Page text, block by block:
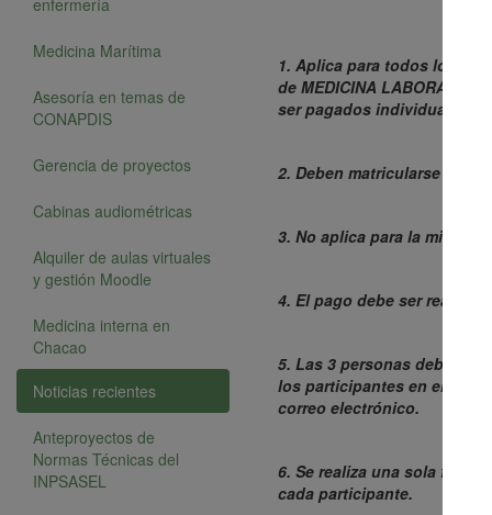
enfermería
Medicina Marítima
Asesoría en temas de
CONAPDIS
Gerencia de proyectos
Cabinas audiométricas
Alquiler de aulas virtuales
y gestión Moodle
Medicina interna en
Chacao
Noticias recientes
Anteproyectos de
Normas Técnicas del
INPSASEL
1. Aplica para todos los
de MEDICINA LABORAL
ser pagados
2. Deben matricularse 3
3. No aplica para la misma
4. El pago debe ser
5. Las 3 personas deben
los participantes en el 3 X
correo electrónico.
6. Se realiza una sola
cada participante.